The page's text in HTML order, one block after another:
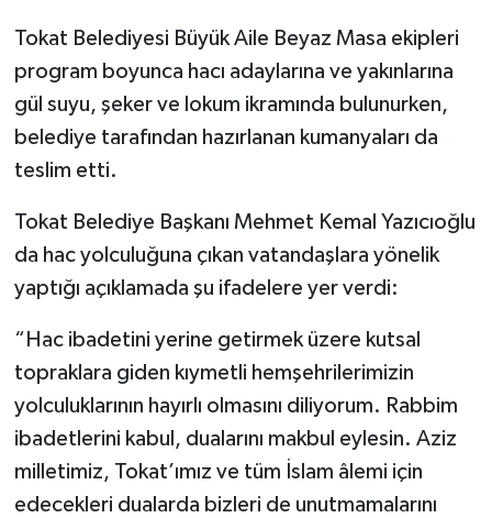
Tokat Belediyesi Büyük Aile Beyaz Masa ekipleri
program boyunca hacı adaylarına ve yakınlarına
gül suyu, şeker ve lokum ikramında bulunurken,
belediye tarafından hazırlanan kumanyaları da
teslim etti.
Tokat Belediye Başkanı Mehmet Kemal Yazıcıoğlu
da hac yolculuğuna çıkan vatandaşlara yönelik
yaptığı açıklamada şu ifadelere yer verdi:
“Hac ibadetini yerine getirmek üzere kutsal
topraklara giden kıymetli hemşehrilerimizin
yolculuklarının hayırlı olmasını diliyorum. Rabbim
ibadetlerini kabul, dualarını makbul eylesin. Aziz
milletimiz, Tokat’ımız ve tüm İslam âlemi için
edecekleri dualarda bizleri de unutmamalarını